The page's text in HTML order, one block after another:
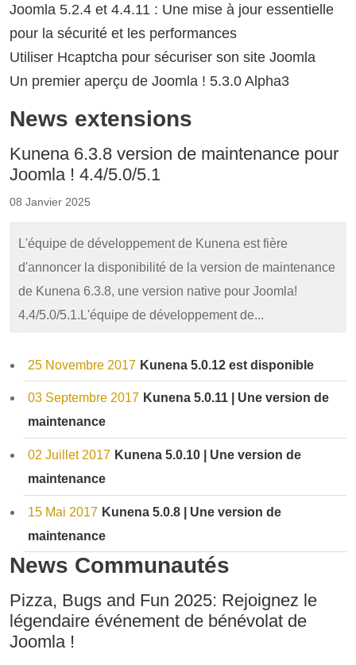
Joomla 5.2.4 et 4.4.11 : Une mise à jour essentielle
pour la sécurité et les performances
Utiliser Hcaptcha pour sécuriser son site Joomla
Un premier aperçu de Joomla ! 5.3.0 Alpha3
News extensions
Kunena 6.3.8 version de maintenance pour
Joomla ! 4.4/5.0/5.1
08 Janvier 2025
L'équipe de développement de Kunena est fière
d'annoncer la disponibilité de la version de maintenance
de Kunena 6.3.8, une version native pour Joomla!
4.4/5.0/5.1.L'équipe de développement de...
25 Novembre 2017 Kunena 5.0.12 est disponible
03 Septembre 2017 Kunena 5.0.11 | Une version de
maintenance
02 Juillet 2017 Kunena 5.0.10 | Une version de
maintenance
15 Mai 2017 Kunena 5.0.8 | Une version de
maintenance
News Communautés
Pizza, Bugs and Fun 2025: Rejoignez le
légendaire événement de bénévolat de
Joomla !